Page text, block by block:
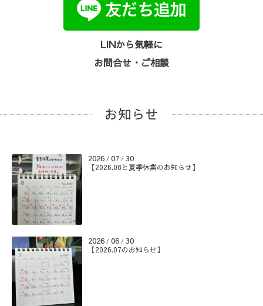
LINから気軽に
お問合せ・ご相談
お知らせ
2026 / 07 / 30
【2026.08と夏季休業のお知らせ】
2026 / 06 / 30
【2026.07のお知らせ】